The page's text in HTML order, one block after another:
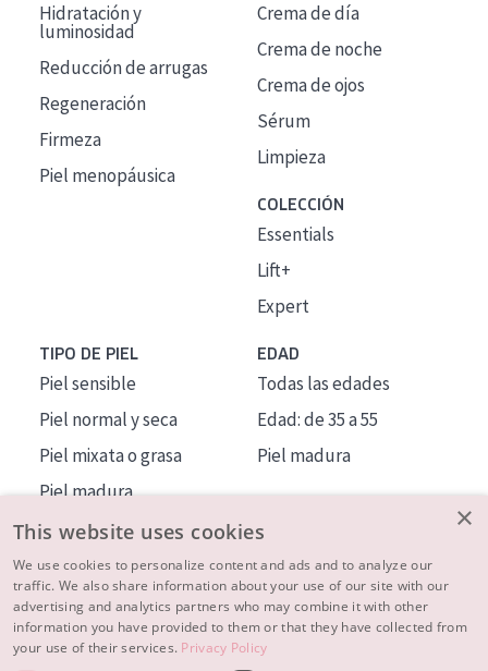
Hidratación y
luminosidad
Reducción de arrugas
Regeneración
Firmeza
Piel menopáusica
Crema de día
Crema de noche
Crema de ojos
Sérum
Limpieza
COLECCIÓN
Essentials
Lift+
Expert
TIPO DE PIEL
Piel sensible
Piel normal y seca
Piel mixata o grasa
Piel madura
Piel expuesta al sol
Piel menopáusica
EDAD
Todas las edades
Edad: de 35 a 55
Piel madura
MÁS SOBRE NOSOTROS
INSPIRACIÓN
×
This website uses cookies
We use cookies to personalize content and ads and to analyze our
traffic. We also share information about your use of our site with our
advertising and analytics partners who may combine it with other
information you have provided to them or that they have collected from
your use of their services. Privacy Policy